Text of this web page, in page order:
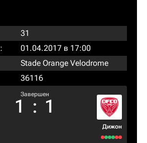
31
01.04.2017 в 17:00
Stade Orange Velodrome
36116
Завершен
1 : 1
Дижон